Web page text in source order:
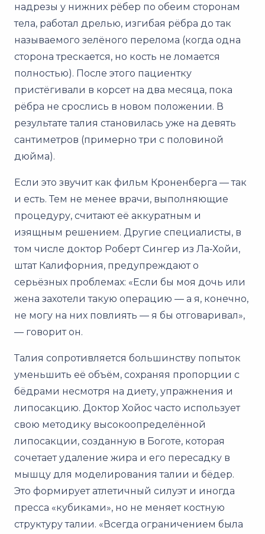
надрезы у нижних рёбер по обеим сторонам
тела, работал дрелью, изгибая рёбра до так
называемого зелёного перелома (когда одна
сторона трескается, но кость не ломается
полностью). После этого пациентку
пристёгивали в корсет на два месяца, пока
рёбра не срослись в новом положении. В
результате талия становилась уже на девять
сантиметров (примерно три с половиной
дюйма).
Если это звучит как фильм Кроненберга — так
и есть. Тем не менее врачи, выполняющие
процедуру, считают её аккуратным и
изящным решением. Другие специалисты, в
том числе доктор Роберт Сингер из Ла‑Хойи,
штат Калифорния, предупреждают о
серьёзных проблемах: «Если бы моя дочь или
жена захотели такую операцию — а я, конечно,
не могу на них повлиять — я бы отговаривал»,
— говорит он.
Талия сопротивляется большинству попыток
уменьшить её объём, сохраняя пропорции с
бёдрами несмотря на диету, упражнения и
липосакцию. Доктор Хойос часто использует
свою методику высокоопределённой
липосакции, созданную в Боготе, которая
сочетает удаление жира и его пересадку в
мышцу для моделирования талии и бёдер.
Это формирует атлетичный силуэт и иногда
пресса «кубиками», но не меняет костную
структуру талии. «Всегда ограничением была